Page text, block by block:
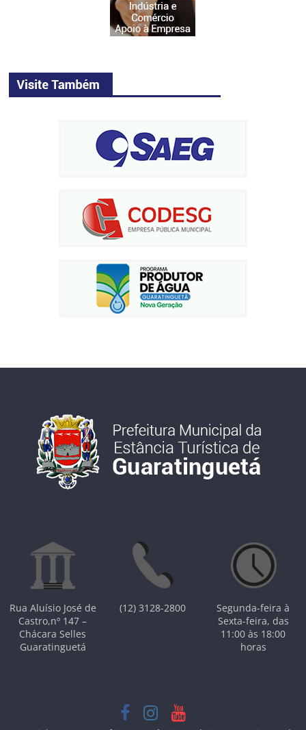
Rua Aluísio José de
Castro,nº 147 –
Chácara Selles
Guaratinguetá
(12) 3128-2800
Segunda-feira à
Sexta-feira, das
11:00 às 18:00
horas